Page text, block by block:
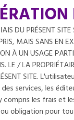
DU PRÉSENT
MAIS SANS EN
UN USAGE
LE / LA
SITE.
services, les
les frais
obligation pour